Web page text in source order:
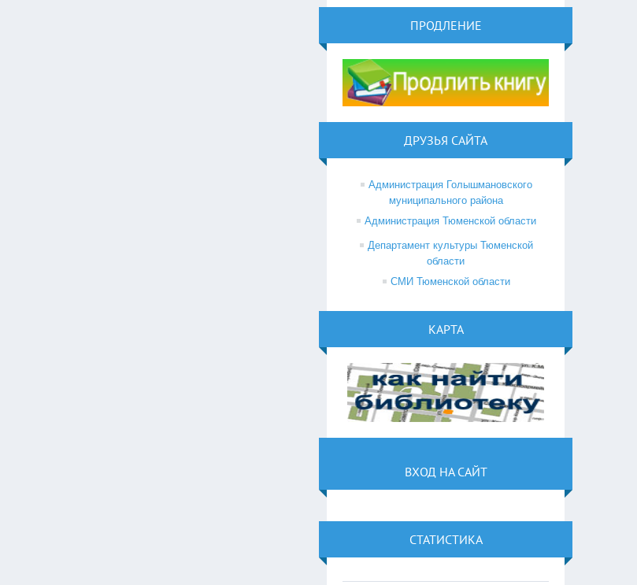
ПРОДЛЕНИЕ
ДРУЗЬЯ САЙТА
Администрация Голышмановского
муниципального района
Администрация Тюменской области
Департамент культуры Тюменской
области
СМИ Тюменской области
КАРТА
ВХОД НА САЙТ
СТАТИСТИКА